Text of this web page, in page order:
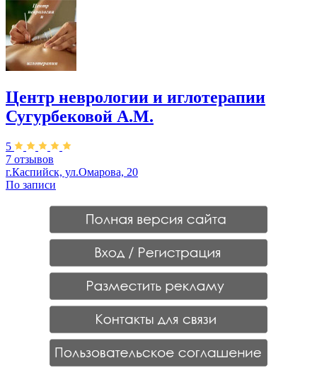
Центр неврологии и иглотерапии
Сугурбековой А.М.
5
7 отзывов
г.Каспийск, ул.Омарова, 20
По записи